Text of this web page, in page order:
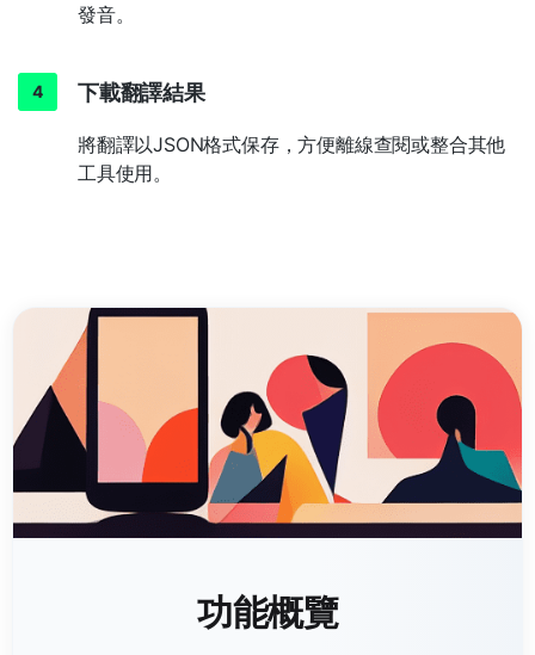
發音。
下載翻譯結果
將翻譯以JSON格式保存，方便離線查閱或整合其他
工具使用。
功能概覽